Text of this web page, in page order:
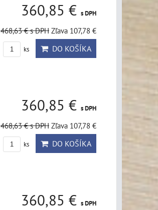
360,85 € s DPH
468,63 €s DPH Zľava 107,78 €
ks DO KOŠÍKA
360,85 € s DPH
468,63 €s DPH Zľava 107,78 €
ks DO KOŠÍKA
360,85 € s DPH